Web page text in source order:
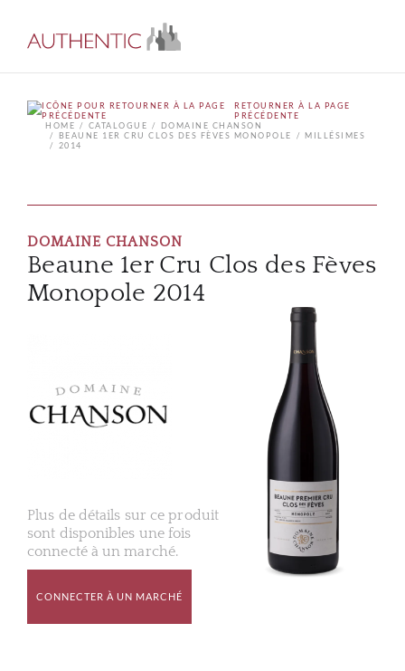
RETOURNER À LA PAGE
PRÉCÉDENTE
HOME
CATALOGUE
DOMAINE CHANSON
BEAUNE 1ER CRU CLOS DES FÈVES MONOPOLE
MILLÉSIMES
2014
DOMAINE CHANSON
Beaune 1er Cru Clos des Fèves
Monopole 2014
Plus de détails sur ce produit
sont disponibles une fois
connecté à un marché.
CONNECTER À UN MARCHÉ